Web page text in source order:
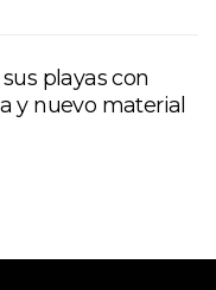
playas con
y nuevo material